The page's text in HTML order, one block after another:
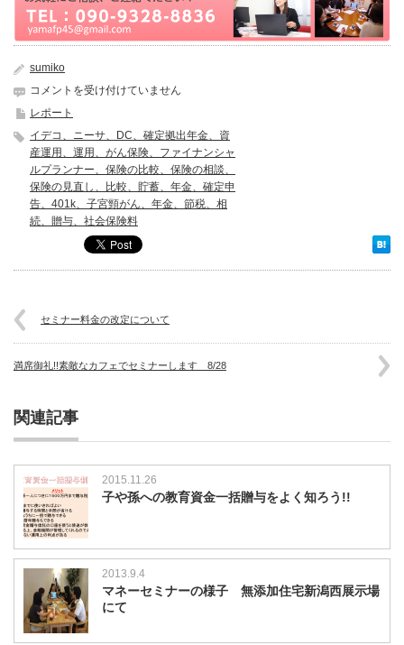
sumiko
満
席
礼!!
4
月
の
東
京
子
お
正
増
や
し
方、
守
り
方
本
気
で
コメントを受け付けていません
レポート
イデコ、ニーサ、DC、確定拠出年金、資
産運用、運用、がん保険、ファイナンシャ
ルプランナー、保険の比較、保険の相談、
保険の見直し、比較、貯蓄、年金、確定申
告、401k、子宮頸がん、年金、節税、相
続、贈与、社会保険料
セミナー料金の改定について
満席御礼!!素敵なカフェでセミナーします 8/28
関連記事
2015.11.26
子や孫への教育資金一括贈与をよく知ろう!!
2013.9.4
マネーセミナーの様子 無添加住宅新潟西展示場
にて